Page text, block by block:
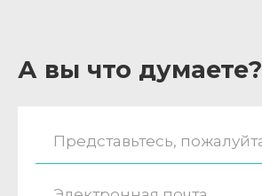
А вы что думаете?